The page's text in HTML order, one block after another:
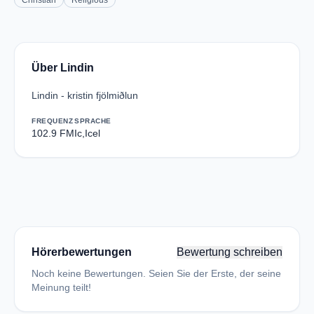
Über Lindin
Lindin - kristin fjölmiðlun
FREQUENZ
102.9 FM
SPRACHE
Ic,Icel
Hörerbewertungen Bewertung schreiben
Noch keine Bewertungen. Seien Sie der Erste, der seine
Meinung teilt!